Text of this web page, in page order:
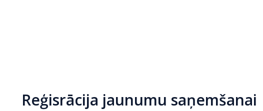
Reģisrācija jaunumu saņemšanai